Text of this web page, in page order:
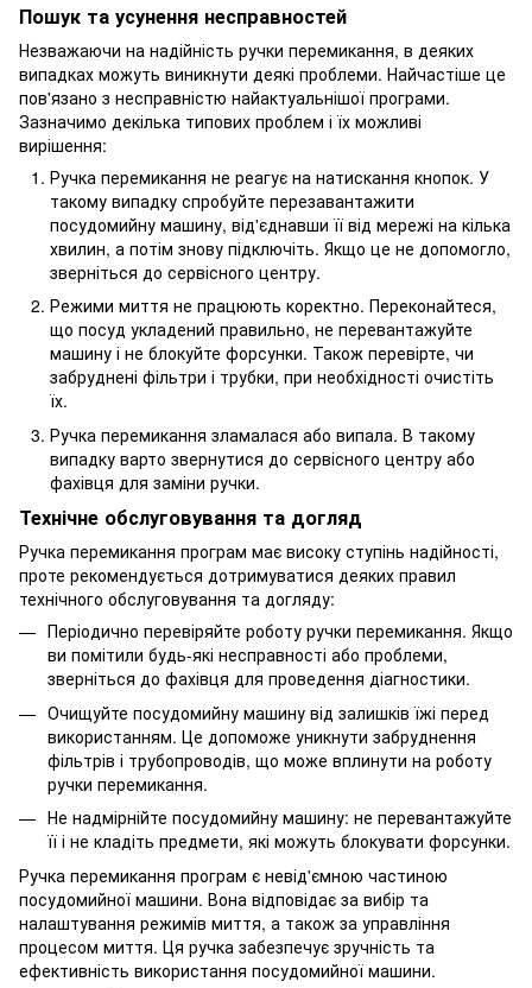
Пошук та усунення несправностей
Незважаючи на надійність ручки перемикання, в деяких
випадках можуть виникнути деякі проблеми. Найчастіше це
пов'язано з несправністю найактуальнішої програми.
Зазначимо декілька типових проблем і їх можливі
вирішення:
Ручка перемикання не реагує на натискання кнопок. У
такому випадку спробуйте перезавантажити
посудомийну машину, від'єднавши її від мережі на кілька
хвилин, а потім знову підключіть. Якщо це не допомогло,
зверніться до сервісного центру.
Режими миття не працюють коректно. Переконайтеся,
що посуд укладений правильно, не перевантажуйте
машину і не блокуйте форсунки. Також перевірте, чи
забруднені фільтри і трубки, при необхідності очистіть
їх.
Ручка перемикання зламалася або випала. В такому
випадку варто звернутися до сервісного центру або
фахівця для заміни ручки.
Технічне обслуговування та догляд
Ручка перемикання програм має високу ступінь надійності,
проте рекомендується дотримуватися деяких правил
технічного обслуговування та догляду:
Періодично перевіряйте роботу ручки перемикання. Якщо
ви помітили будь-які несправності або проблеми,
зверніться до фахівця для проведення діагностики.
Очищуйте посудомийну машину від залишків їжі перед
використанням. Це допоможе уникнути забруднення
фільтрів і трубопроводів, що може вплинути на роботу
ручки перемикання.
Не надмірнійте посудомийну машину: не перевантажуйте
її і не кладіть предмети, які можуть блокувати форсунки.
Ручка перемикання програм є невід'ємною частиною
посудомийної машини. Вона відповідає за вибір та
налаштування режимів миття, а також за управління
процесом миття. Ця ручка забезпечує зручність та
ефективність використання посудомийної машини.